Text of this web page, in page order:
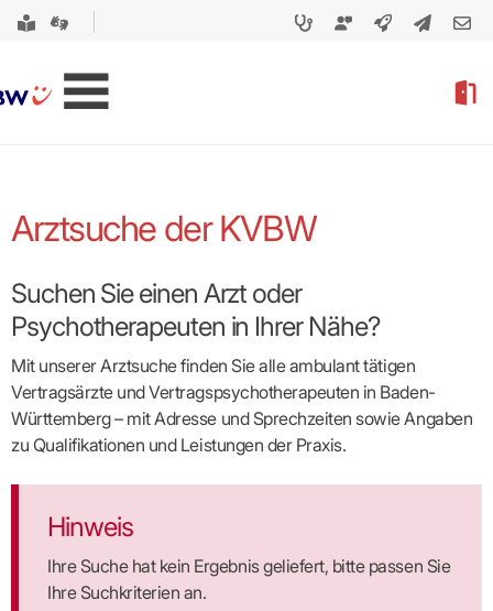
Arztsuche der KVBW
Suchen Sie einen Arzt oder
Psychotherapeuten in Ihrer Nähe?
Mit unserer Arztsuche finden Sie alle ambulant tätigen
Vertragsärzte und Vertragspsycho­therapeuten in Baden-
Württemberg – mit Adresse und Sprechzeiten sowie Angaben
zu Qualifikationen und Leistungen der Praxis.
Hinweis
Ihre Suche hat kein Ergebnis geliefert, bitte passen Sie
Ihre Suchkriterien an.